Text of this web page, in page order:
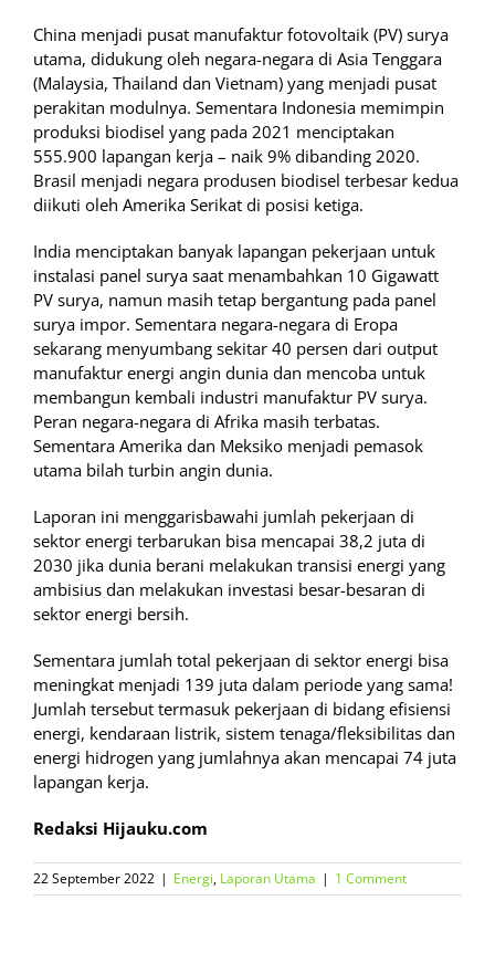
China menjadi pusat manufaktur fotovoltaik (PV) surya
utama, didukung oleh negara-negara di Asia Tenggara
(Malaysia, Thailand dan Vietnam) yang menjadi pusat
perakitan modulnya. Sementara Indonesia memimpin
produksi biodisel yang pada 2021 menciptakan
555.900 lapangan kerja – naik 9% dibanding 2020.
Brasil menjadi negara produsen biodisel terbesar kedua
diikuti oleh Amerika Serikat di posisi ketiga.
India menciptakan banyak lapangan pekerjaan untuk
instalasi panel surya saat menambahkan 10 Gigawatt
PV surya, namun masih tetap bergantung pada panel
surya impor. Sementara negara-negara di Eropa
sekarang menyumbang sekitar 40 persen dari output
manufaktur energi angin dunia dan mencoba untuk
membangun kembali industri manufaktur PV surya.
Peran negara-negara di Afrika masih terbatas.
Sementara Amerika dan Meksiko menjadi pemasok
utama bilah turbin angin dunia.
Laporan ini menggarisbawahi jumlah pekerjaan di
sektor energi terbarukan bisa mencapai 38,2 juta di
2030 jika dunia berani melakukan transisi energi yang
ambisius dan melakukan investasi besar-besaran di
sektor energi bersih.
Sementara jumlah total pekerjaan di sektor energi bisa
meningkat menjadi 139 juta dalam periode yang sama!
Jumlah tersebut termasuk pekerjaan di bidang efisiensi
energi, kendaraan listrik, sistem tenaga/fleksibilitas dan
energi hidrogen yang jumlahnya akan mencapai 74 juta
lapangan kerja.
Redaksi Hijauku.com
22 September 2022 | Energi, Laporan Utama | 1 Comment